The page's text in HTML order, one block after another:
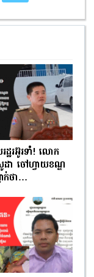
ឋរអ៊ូរទាំ! លោក
ា ចៅហ្វាយខណ្ឌ
ក់ថា…